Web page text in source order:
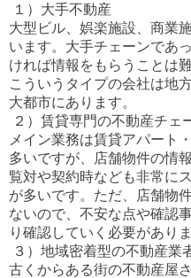
１）大手不動産
大型ビル、娯楽施設、商業
います。大手チェーンであ
ければ情報をもらうことは
こういうタイプの会社は地
大都市にあります。
２）賃貸専門の不動産チェ
メイン業務は賃貸アパート
多いですが、店舗物件の情
覧対や契約時なども非常に
が多いです。ただ、店舗物
ないので、不安な点や確認
り確認していく必要があり
３）地域密着型の不動産業
古くからある街の不動産屋